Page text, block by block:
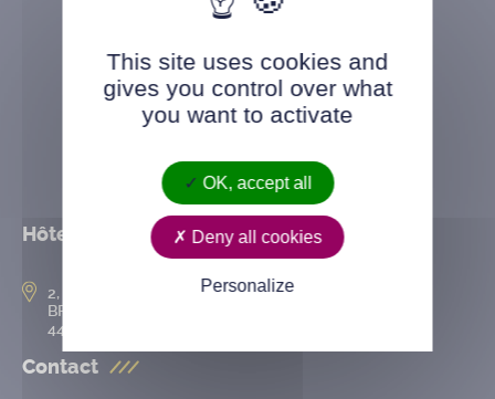
Hôtel de ville
2, rue de l’Hôtel-de-Ville
BP 50167
44802 Saint-Herblain cedex
Contact
This site uses cookies and
gives you control over what
you want to activate
OK, accept all
Deny all cookies
Personalize